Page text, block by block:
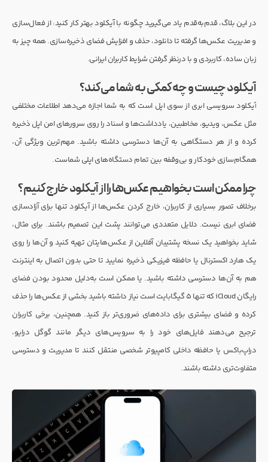
در این بلاگ، قدم‌به‌قدم یاد می‌گیرید چگونه با آیکلود بهتر کار کنید: از فعال‌سازی
و مدیریت عکس‌ها گرفته تا دانلود، حذف و افزایش فضای ذخیره‌سازی. همه چیز به
زبان ساده، کاربردی و با درنظر گرفتن شرایط کاربران ایرانی.
آیکلود چیست و چه کمکی به شما می‌کند؟
آیکلود سرویسی ابری از سوی اپل است که به شما اجازه می‌دهد اطلاعات مختلفی
مثل عکس، ویدیو، مخاطبین، یادداشت‌ها و اسناد را روی سرورهای امن اپل ذخیره
کرده و از هر دستگاهی به آن‌ها دسترسی داشته باشید. مهم‌ترین ویژگی آن،
همگام‌سازی خودکار و بی‌وقفه بین تمام دستگاه‌های اپلی شماست.
چرا ممکن است بخواهیم عکس‌ها را از آیکلود خارج کنیم؟
برخلاف تصور بسیاری از کاربران، خارج کردن عکس‌ها از آیکلود تنها برای آزادسازی
فضای ابری نیست. دلایل متعددی می‌توانند پشت این تصمیم باشند. برای مثال،
شاید بخواهید یک نسخه پشتیبان آفلاین از عکس‌هایتان تهیه کنید و آن‌ها را روی
یک هارد اکسترنال یا حافظه فیزیکی ذخیره نمایید تا حتی بدون اتصال به اینترنت
هم به آن‌ها دسترسی داشته باشید. یا ممکن است به‌دلیل محدود بودن فضای
رایگان iCloud که تنها ۵ گیگابایت است نیاز داشته باشید بخشی از عکس‌ها را حذف
کرده و فضای بیشتری برای داده‌های ضروری‌تر باز کنید. همچنین، برخی کاربران
ترجیح می‌دهند فایل‌های خود را به سرویس‌های دیگر مانند گوگل درایو،
دراپ‌باکس یا حافظه داخلی کامپیوتر شخصی منتقل کنند تا مدیریت و دسترسی
متفاوت‌تری داشته باشند.